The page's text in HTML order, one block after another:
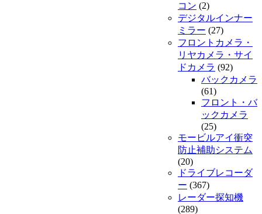
コン (2)
デジタルインナー
ミラー (27)
フロントカメラ・
リヤカメラ・サイ
ドカメラ (92)
バックカメラ
(61)
フロント・バ
ックカメラ
(25)
モービルアイ衝突
防止補助システム
(20)
ドライブレコーダ
ー (367)
レーダー探知機
(289)